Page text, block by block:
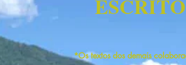
*Os textos dos demais